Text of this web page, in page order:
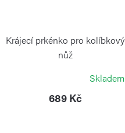
Krájecí prkénko pro kolíbkový
nůž
Skladem
689 Kč